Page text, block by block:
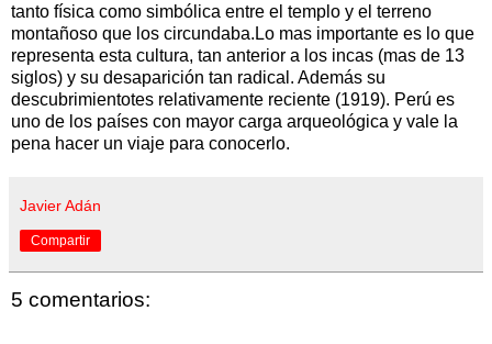
tanto física como simbólica entre el templo y el terreno
montañoso que los circundaba.Lo mas importante es lo que
representa esta cultura, tan anterior a los incas (mas de 13
siglos) y su desaparición tan radical. Además su
descubrimientotes relativamente reciente (1919). Perú es
uno de los países con mayor carga arqueológica y vale la
pena hacer un viaje para conocerlo.
Javier Adán
Compartir
5 comentarios: